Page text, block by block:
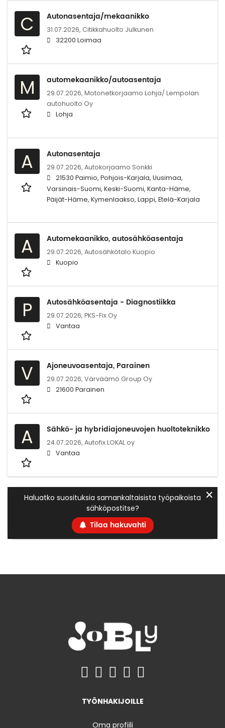
C Autonasentaja/mekaanikko
31.07.2026, Citikkahuolto Julkunen
32200 Loimaa
M automekaanikko/autoasentaja
29.07.2026, Motonetkorjaamo Lohja/ Lempolan
autohuolto Oy
Lohja
A Autonasentaja
29.07.2026, Autokorjaamo Sonkki
21530 Paimio, Pohjois-Karjala, Uusimaa,
Varsinais-Suomi, Keski-Suomi, Kanta-Häme,
Päijät-Häme, Kymenlaakso, Lappi, Etelä-Karjala
A Automekaanikko, autosähköasentaja
29.07.2026, Autosähkötalo Kuopio
Kuopio
P Autosähköasentaja - Diagnostiikka
29.07.2026, PKS-Fix Oy
Vantaa
V Ajoneuvoasentaja, Parainen
29.07.2026, Värväämö Group Oy
21600 Parainen
A Sähkö- ja hybridiajoneuvojen huoltoteknikko
24.07.2026, Autofix LOKAL oy
Vantaa
Haluatko suosituksia samankaltaisista työpaikoista
sähköpostitse?
Tilaa hakuvahti
✕
TYÖNHAKIJOILLE
Oma profiili